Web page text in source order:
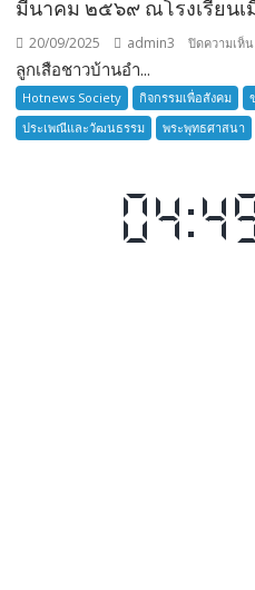
มีนาคม ๒๕๖๙ ณโรงเรียน
20/09/2025 admin3 ปิดความเห็น
ลูกเสือชาวบ้านอำ...
Hotnews Society กิจกรรมเพื่อสังคม
ประเพณีและวัฒนธรรม
พระพุทธศาสนา